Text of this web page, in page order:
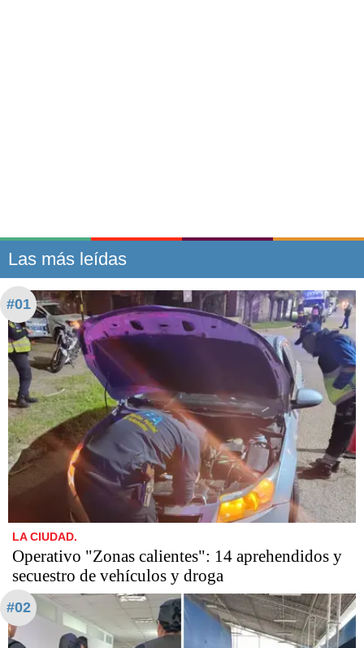
Las más leídas
#01
LA CIUDAD.
Operativo "Zonas calientes": 14 aprehendidos y
secuestro de vehículos y droga
#02